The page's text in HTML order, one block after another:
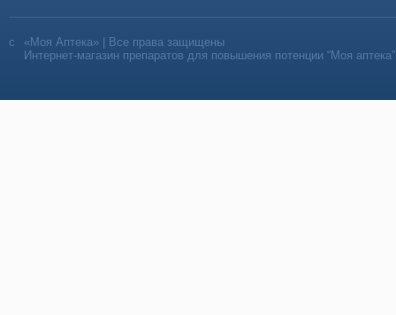
«Моя Аптека» | Все права защищены
Интернет-магазин препаратов для повышения потенции “Моя